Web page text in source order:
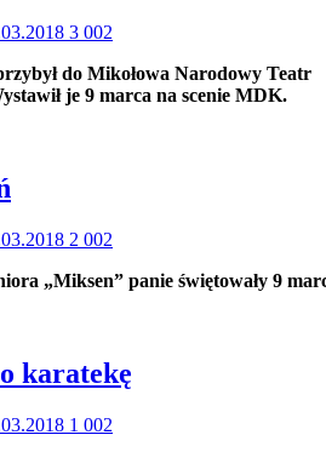
do Mikołowa Narodowy Teatr
je 9 marca na scenie MDK.
„Miksen” panie świętowały 9
karatekę